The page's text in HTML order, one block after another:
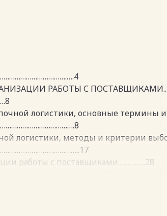
РАБОТЫ С ПОСТАВЩИКАМИ...
логистики, основные термины и
логистики, методы и критерии
работы с поставщиками………..….28